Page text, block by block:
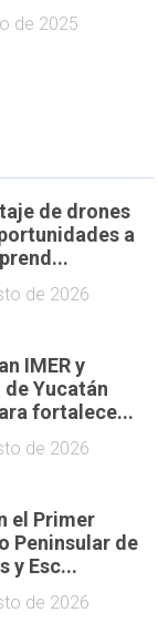
de 2025
de drones
a
de 2026
IMER y
Yucatán
fortalece...
de 2026
el Primer
Peninsular de
y Esc...
de 2026